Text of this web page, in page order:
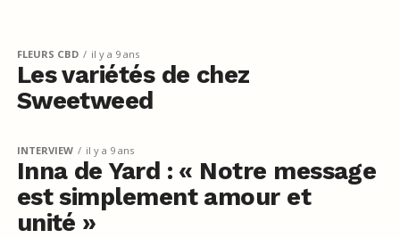
FLEURS CBD il y a 9 ans
Les variétés de chez
Sweetweed
INTERVIEW il y a 9 ans
Inna de Yard : « Notre message
est simplement amour et
unité »